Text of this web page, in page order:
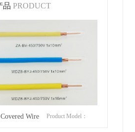
品 PRODUCT
： Cotton Covered Wire Product Model：